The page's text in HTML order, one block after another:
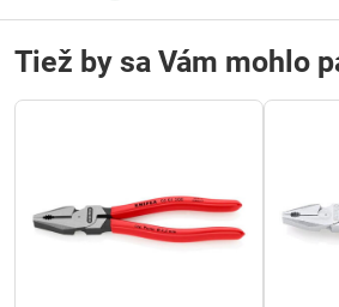
Tiež by sa Vám mohlo